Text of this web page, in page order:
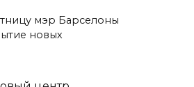
мэр Барселоны
новых